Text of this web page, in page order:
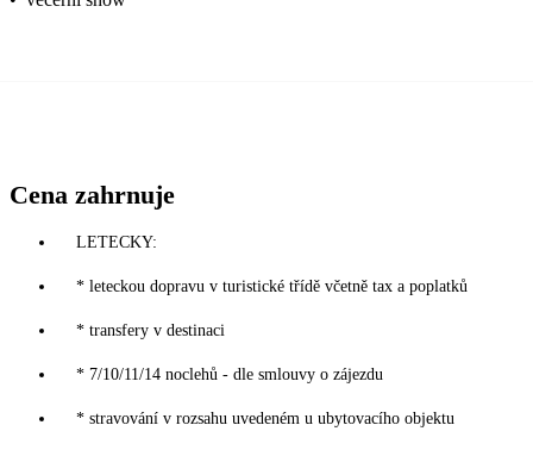
Cena zahrnuje
LETECKY:
* leteckou dopravu v turistické třídě včetně tax a poplatků
* transfery v destinaci
* 7/10/11/14 noclehů - dle smlouvy o zájezdu
* stravování v rozsahu uvedeném u ubytovacího objektu